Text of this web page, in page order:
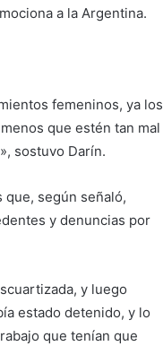
a la Argentina.
femeninos, ya los
que estén tan mal
sostuvo Darín.
según señaló,
y denuncias por
y luego
estado detenido, y lo
que tenían que